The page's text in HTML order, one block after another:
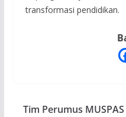
transformasi pendidikan.
Tim Perumus